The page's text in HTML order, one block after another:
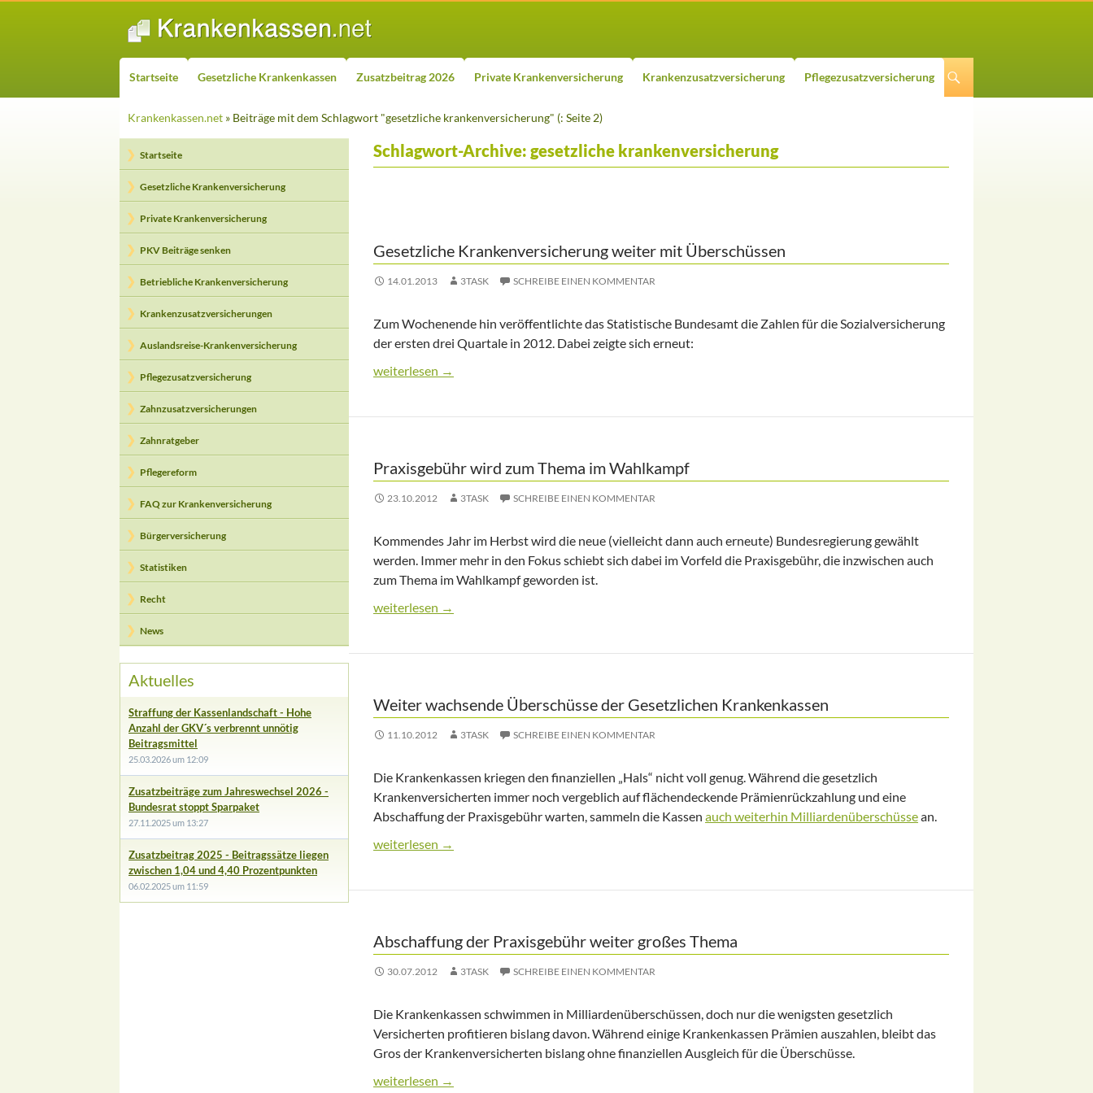
ZUM INHALT SPRINGEN
Startseite Gesetzliche Krankenkassen Zusatzbeitrag 2026 Private Krankenversicherung Krankenzusatzversicherung Pflegezusatzversicherung
Krankenkassen.net » Beiträge mit dem Schlagwort "gesetzliche krankenversicherung" (: Seite 2)
Schlagwort-Archive: gesetzliche krankenversicherung
Gesetzliche Krankenversicherung weiter mit Überschüssen
14.01.2013 3TASK SCHREIBE EINEN KOMMENTAR
Zum Wochenende hin veröffentlichte das Statistische Bundesamt die Zahlen für die Sozialversicherung
der ersten drei Quartale in 2012. Dabei zeigte sich erneut:
Gesetzliche Krankenversicherung weiter mit Überschüssen
weiterlesen →
Praxisgebühr wird zum Thema im Wahlkampf
23.10.2012 3TASK SCHREIBE EINEN KOMMENTAR
Kommendes Jahr im Herbst wird die neue (vielleicht dann auch erneute) Bundesregierung gewählt
werden. Immer mehr in den Fokus schiebt sich dabei im Vorfeld die Praxisgebühr, die inzwischen auch
zum Thema im Wahlkampf geworden ist.
Praxisgebühr wird zum Thema im Wahlkampf
weiterlesen →
Weiter wachsende Überschüsse der Gesetzlichen Krankenkassen
11.10.2012 3TASK SCHREIBE EINEN KOMMENTAR
Die Krankenkassen kriegen den finanziellen „Hals“ nicht voll genug. Während die gesetzlich
Krankenversicherten immer noch vergeblich auf flächendeckende Prämienrückzahlung und eine
Abschaffung der Praxisgebühr warten, sammeln die Kassen auch weiterhin Milliardenüberschüssean.
Weiter wachsende Überschüsse der Gesetzlichen Krankenkassen
weiterlesen →
Abschaffung der Praxisgebühr weiter großes Thema
30.07.2012 3TASK SCHREIBE EINEN KOMMENTAR
Die Krankenkassen schwimmen in Milliardenüberschüssen, doch nur die wenigsten gesetzlich
Versicherten profitieren bislang davon. Während einige Krankenkassen Prämien auszahlen, bleibt das
Gros der Krankenversicherten bislang ohne finanziellen Ausgleich für die Überschüsse.
Abschaffung der Praxisgebühr weiter großes Thema
weiterlesen →
Startseite
Gesetzliche Krankenversicherung
Private Krankenversicherung
PKV Beiträge senken
Betriebliche Krankenversicherung
Krankenzusatzversicherungen
Auslandsreise-Krankenversicherung
Pflegezusatzversicherung
Zahnzusatzversicherungen
Zahnratgeber
Pflegereform
FAQ zur Krankenversicherung
Bürgerversicherung
Statistiken
Recht
News
Aktuelles
Straffung der Kassenlandschaft - Hohe
Anzahl der GKV´s verbrennt unnötig
Beitragsmittel
25.03.2026 um 12:09
Zusatzbeiträge zum Jahreswechsel 2026 -
Bundesrat stoppt Sparpaket
27.11.2025 um 13:27
Zusatzbeitrag 2025 - Beitragssätze liegen
zwischen 1,04 und 4,40 Prozentpunkten
06.02.2025 um 11:59